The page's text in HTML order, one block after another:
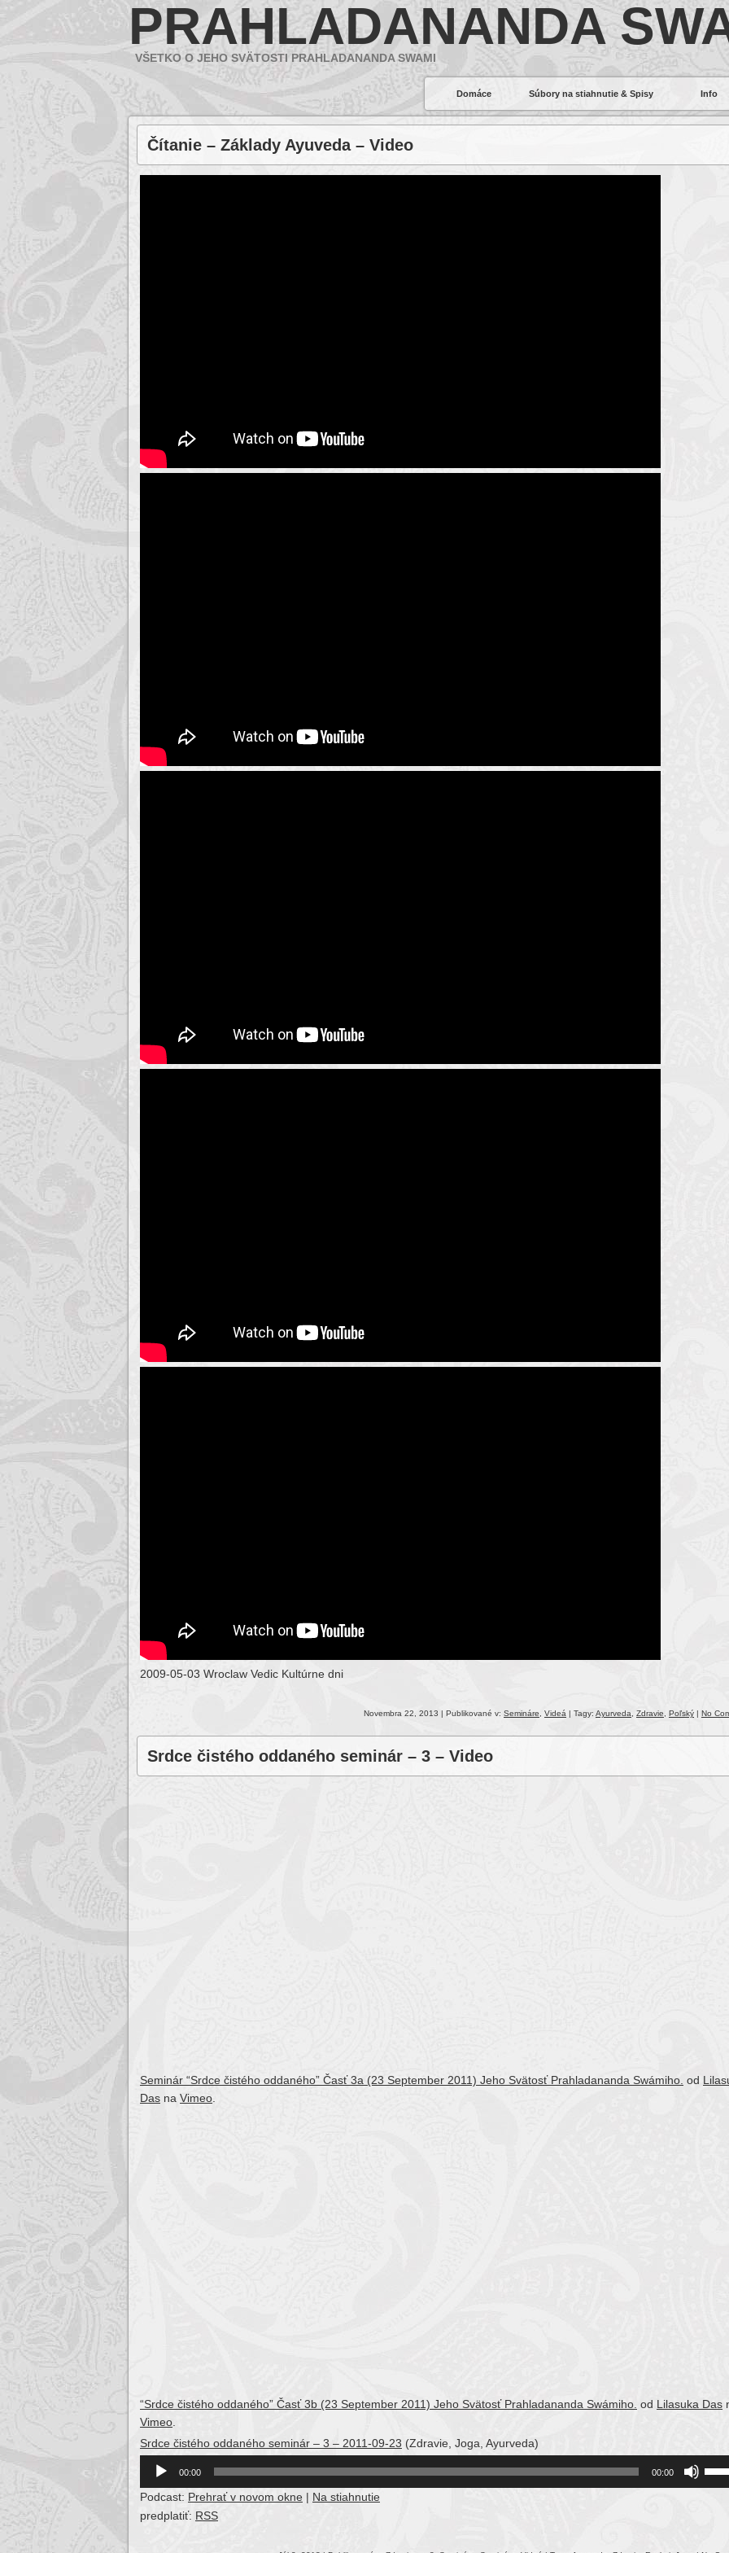
Domáce Súbory na stiahnutie & Spisy Info
PRAHLADANANDA
VŠETKO O JEHO SVÄTOSTI PRAHLADANANDA SWAMI
Čítanie – Základy Ayuveda – Video
2009-05-03 Wroclaw Vedic Kultúrne dni
Novembra 22, 2013 | Publikované v: Semináre Videá | Tagy: Ayurveda Zdravie Poľský | No
Srdce čistého oddaného seminár – 3 – Video
Seminár “Srdce čistého oddaného” Časť 3a (23 September 2011) Jeho Svätosť Prahladananda Swámiho. od
Das na Vimeo
“Srdce čistého oddaného” Časť 3b (23 September 2011) Jeho Svätosť Prahladananda Swámiho. od Lilasuka Das
Vimeo
Srdce čistého oddaného seminár – 3 – 2011-09-23 (Zdravie, Joga, Ayurveda)
Audio
Player
00:00 00:00
Podcast: Prehrať v novom okne | Na stiahnutie
predplatiť: RSS